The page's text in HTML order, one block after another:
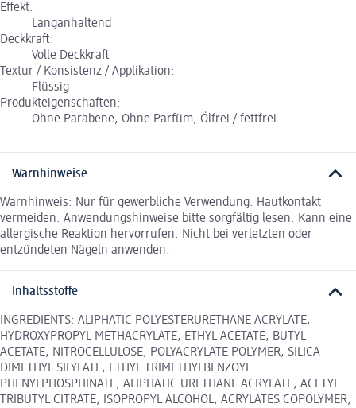
Effekt:
Langanhaltend
Deckkraft:
Volle Deckkraft
Textur / Konsistenz / Applikation:
Flüssig
Produkteigenschaften:
Ohne Parabene, Ohne Parfüm, Ölfrei / fettfrei
Warnhinweise
Warnhinweis: Nur für gewerbliche Verwendung. Hautkontakt
vermeiden. Anwendungshinweise bitte sorgfältig lesen. Kann eine
allergische Reaktion hervorrufen. Nicht bei verletzten oder
entzündeten Nägeln anwenden.
Inhaltsstoffe
INGREDIENTS: ALIPHATIC POLYESTERURETHANE ACRYLATE,
HYDROXYPROPYL METHACRYLATE, ETHYL ACETATE, BUTYL
ACETATE, NITROCELLULOSE, POLYACRYLATE POLYMER, SILICA
DIMETHYL SILYLATE, ETHYL TRIMETHYLBENZOYL
PHENYLPHOSPHINATE, ALIPHATIC URETHANE ACRYLATE, ACETYL
TRIBUTYL CITRATE, ISOPROPYL ALCOHOL, ACRYLATES COPOLYMER,